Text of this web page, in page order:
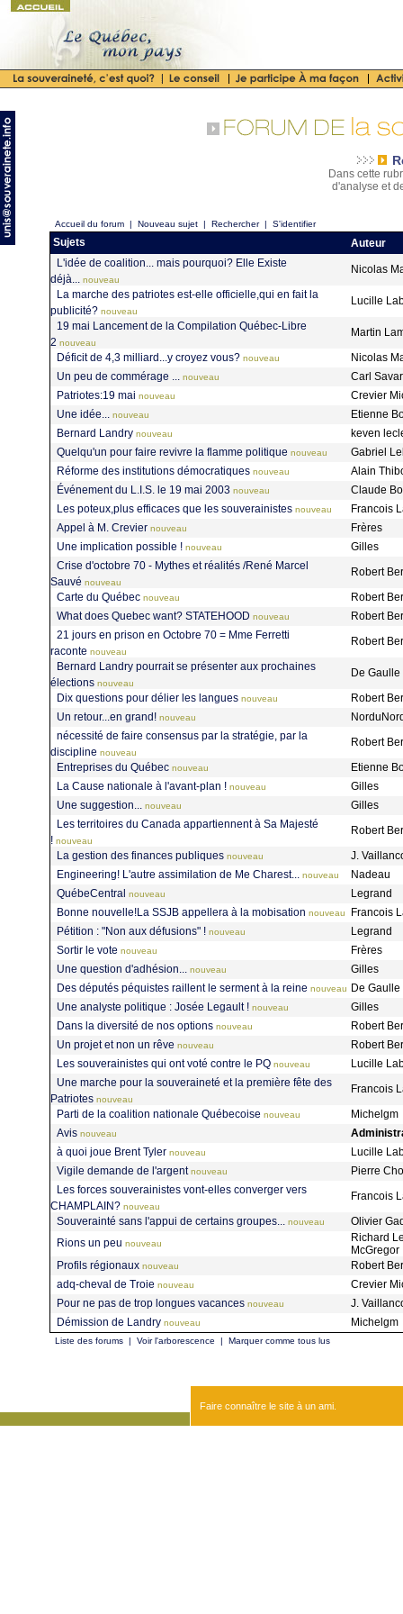
Dans cette
d'analyse et
Accueil du forum | Nouveau sujet | Rechercher| S'identifier
Sujets
Auteur
L'idée de coalition... mais pourquoi? Elle Existe
déjà... nouveau
Nicolas
La marche des patriotes est-elle officielle,qui en fait la
publicité? nouveau
Lucille
19 mai Lancement de la Compilation Québec-Libre
2 nouveau
Martin
Déficit de 4,3 milliard...y croyez vous? nouveau
Nicolas
Un peu de commérage ...
nouveau
Carl
Patriotes:19 mai nouveau
Crevier
Une idée...
nouveau
Etienne
Bernard Landry nouveau
keven
Quelqu'un pour faire revivre la flamme politique nouveau
Gabriel
Réforme des institutions démocratiques nouveau
Alain
Événement du L.I.S. le 19 mai 2003 nouveau
Claude
Les poteux,plus efficaces que les souverainistes nouveau
Francois
Appel à M. Crevier nouveau
Frères
Une implication possible ! nouveau
Gilles
Crise d'octobre 70 - Mythes et réalités /René Marcel
Sauvé nouveau
Robert
Carte du Québec nouveau
Robert
What does Quebec want? STATEHOOD nouveau
Robert
21 jours en prison en Octobre 70 = Mme Ferretti
raconte nouveau
Robert
Bernard Landry pourrait se présenter aux prochaines
élections nouveau
De Gaulle
Dix questions pour délier les langues nouveau
Robert
Un retour...en grand! nouveau
nécessité de faire consensus par la stratégie, par la
discipline nouveau
Robert
Entreprises du Québec nouveau
Etienne
La Cause nationale à l'avant-plan ! nouveau
Gilles
Une suggestion...
nouveau
Gilles
Les territoires du Canada appartiennent à Sa Majesté
! nouveau
Robert
La gestion des finances publiques nouveau
J.
Engineering! L'autre assimilation de Me Charest...
nouveau
Nadeau
QuébeCentral nouveau
Legrand
Bonne nouvelle!La SSJB appellera à la mobisation nouveau
Francois
Pétition : "Non aux défusions" ! nouveau
Legrand
Sortir le vote nouveau
Frères
Une question d'adhésion...
nouveau
Gilles
Des députés péquistes raillent le serment à la reine nouveau
De Gaulle
Une analyste politique : Josée Legault ! nouveau
Gilles
Dans la diversité de nos options nouveau
Robert
Un projet et non un rêve nouveau
Robert
Les souverainistes qui ont voté contre le PQ nouveau
Lucille
Une marche pour la souveraineté et la première fête des
Patriotes nouveau
Francois
Parti de la coalition nationale Québecoise nouveau
Michelgm
Avis nouveau
à quoi joue Brent Tyler nouveau
Lucille
Vigile demande de l'argent nouveau
Pierre
Les forces souverainistes vont-elles converger vers
CHAMPLAIN? nouveau
Francois
Souverainté sans l'appui de certains groupes...
nouveau
Olivier
Rions un peu nouveau
Richard
McGregor
Profils régionaux nouveau
Robert
adq-cheval de Troie nouveau
Crevier
Pour ne pas de trop longues vacances nouveau
J.
Démission de Landry nouveau Michelgm
Liste des forums | Voir l'arborescence | Marquer comme tous lus
Faire connaître le site à un ami.